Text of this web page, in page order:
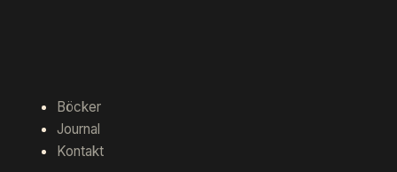
Böcker
Journal
Kontakt